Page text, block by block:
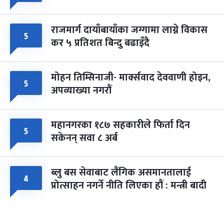
५ राजमार्ग दायाँबायाँका जग्गामा लाग्ने विकास
कर ५ प्रतिशत बिन्दु बढाइँदै
५ मोहन तिम्सिनाजी- मार्क्सवाद देववाणी होइन,
अपव्याख्या नगरौं
५ महानगरका १८७ सहकारीले फिर्ता दिन
सकेनन् सवा ८ अर्ब
४ ब्लु बस सेवाबाट लैंगिक असमानतालाई
प्रोत्साहन नगर्ने नीति लिएका हौं : मन्त्री बादी